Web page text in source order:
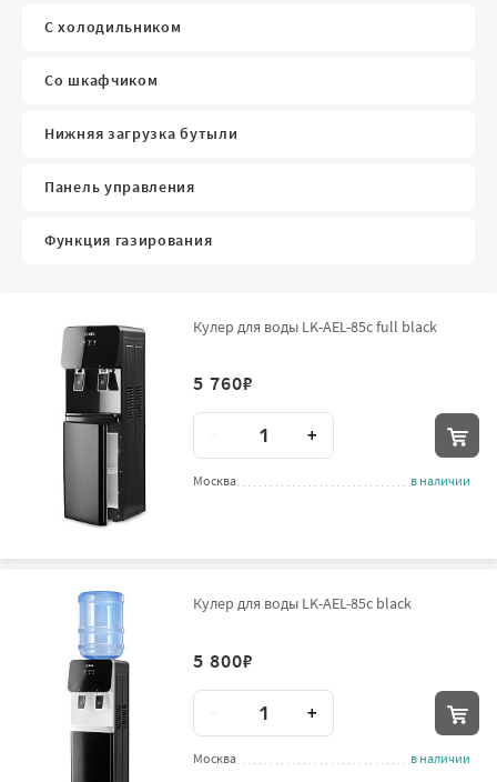
С холодильником
Со шкафчиком
Нижняя загрузка бутыли
Панель управления
Функция газирования
Кулер для воды LK-AEL-85c full black
5 760₽
+
Москва в наличии
Кулер для воды LK-AEL-85c black
5 800₽
+
Москва в наличии